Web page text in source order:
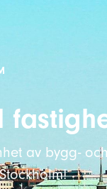
av bygg-